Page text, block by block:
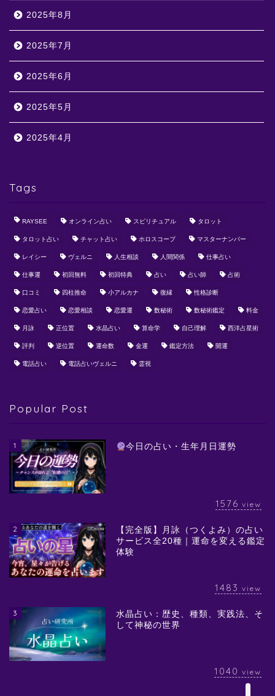
2025年8月
2025年7月
2025年6月
2025年5月
2025年4月
Tags
RAYSEE オンライン占い スピリチュアル タロット
タロット占い チャット占い ホロスコープ マスターナンバー
レイシー ヴェルニ 人生相談 人間関係 仕事占い
仕事運 初回無料 初回特典 占い 占い師 占術
口コミ 四柱推命 小アルカナ 復縁 性格診断
恋愛占い 恋愛相談 恋愛運 数秘術 数秘術鑑定 料金
月詠 正位置 水晶占い 算命学 自己理解 西洋占星術
評判 逆位置 運命数 金運 鑑定方法 開運
電話占い 電話占いヴェルニ 霊視
Popular Post
1 今日の占い・生年月日運勢
1576 view
2
【完全版】月詠（つくよみ）の占い
サービス全20種｜運命を変える鑑定
体験
1483 view
3
水晶占い：歴史、種類、実践法、そ
して神秘の世界
1040 view